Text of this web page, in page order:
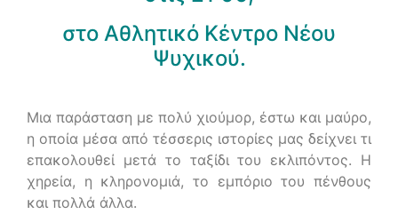
στο Αθλητικό Κέντρο Νέου
Ψυχικού.
Μια παράσταση με πολύ χιούμορ, έστω και μαύρο,
η οποία μέσα από τέσσερις ιστορίες μας δείχνει τι
επακολουθεί μετά το ταξίδι του εκλιπόντος. Η
χηρεία, η κληρονομιά, το εμπόριο του πένθους
και πολλά άλλα.